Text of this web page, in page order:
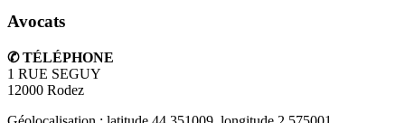
Avocats
✆ TÉLÉPHONE
1 RUE SEGUY
12000 Rodez